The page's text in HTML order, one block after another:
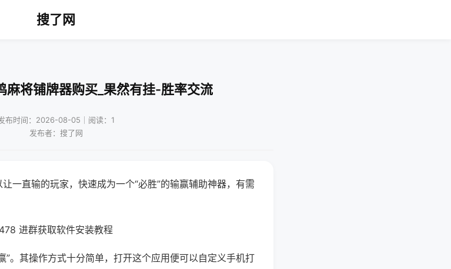
搜了网
麻将铺牌器购买_果然有挂-胜率交流
布时间：2026-08-05｜阅读：1
发布者：搜了网
一直输的玩家，快速成为一个“必胜”的输赢辅助神器，有需
进群获取软件安装教程
”。其操作方式十分简单，打开这个应用便可以自定义手机打